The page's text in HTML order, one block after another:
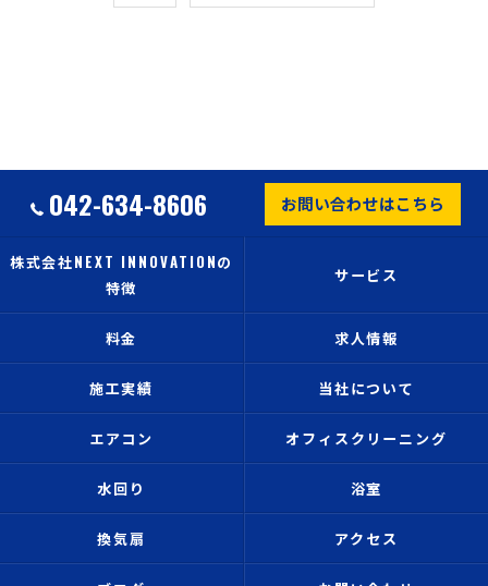
042-634-8606 お問い合わせはこちら
株式会社NEXT INNOVATIONの
特徴
サービス
料金 求人情報
施工実績 当社について
エアコン オフィスクリーニング
水回り 浴室
換気扇 アクセス